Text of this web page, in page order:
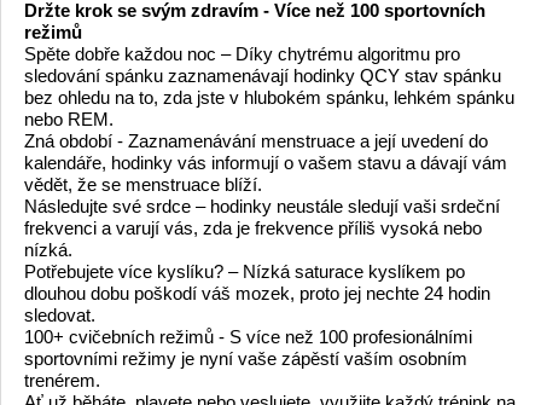
Držte krok se svým zdravím - Více než 100 sportovních
režimů
Spěte dobře každou noc – Díky chytrému algoritmu pro
sledování spánku zaznamenávají hodinky QCY stav spánku
bez ohledu na to, zda jste v hlubokém spánku, lehkém spánku
nebo REM.
Zná období - Zaznamenávání menstruace a její uvedení do
kalendáře, hodinky vás informují o vašem stavu a dávají vám
vědět, že se menstruace blíží.
Následujte své srdce – hodinky neustále sledují vaši srdeční
frekvenci a varují vás, zda je frekvence příliš vysoká nebo
nízká.
Potřebujete více kyslíku? – Nízká saturace kyslíkem po
dlouhou dobu poškodí váš mozek, proto jej nechte 24 hodin
sledovat.
100+ cvičebních režimů - S více než 100 profesionálními
sportovními režimy je nyní vaše zápěstí vaším osobním
trenérem.